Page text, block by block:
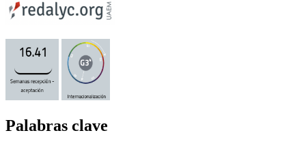
Palabras clave